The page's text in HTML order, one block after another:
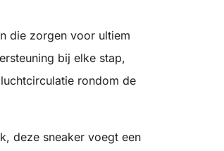
die zorgen voor ultiem
bij elke stap,
rondom de
deze sneaker voegt een